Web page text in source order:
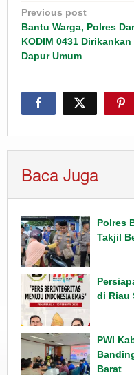
Post
navigation
Previous post
Bantu Warga, Polres
KODIM 0431 Dirikankan
Dapur Umum
Baca Juga
Polres
Takjil
di Riau
PWI
Barat